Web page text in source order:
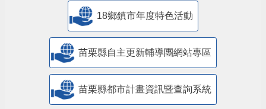
18鄉鎮市年度特色活動
苗栗縣自主更新輔導團網站專區
苗栗縣都市計畫資訊暨查詢系統